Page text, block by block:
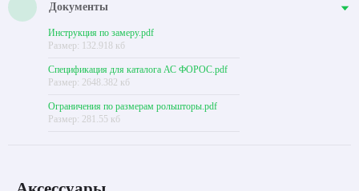
Документы
Инструкция по замеру.pdf
Размер: 132.918 кб
Спецификация для каталога АС ФОРОС.pdf
Размер: 2648.382 кб
Ограничения по размерам рольшторы.pdf
Размер: 281.55 кб